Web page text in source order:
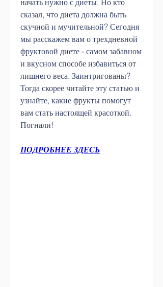
начать нужно с диеты. Но кто
сказал, что диета должна быть
скучной и мучительной? Сегодня
мы расскажем вам о трехдневной
фруктовой диете - самом забавном
и вкусном способе избавиться от
лишнего веса. Заинтригованы?
Тогда скорее читайте эту статью и
узнайте, какие фрукты помогут
вам стать настоящей красоткой.
Погнали!
ПОДРОБНЕЕ ЗДЕСЬ